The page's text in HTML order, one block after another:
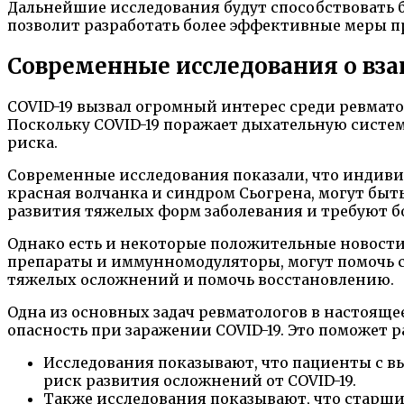
Дальнейшие исследования будут
позволит разработать более эффективные меры
Современные исследования о
COVID-19 вызвал огромный интерес среди
Поскольку COVID-19 поражает дыхательную
риска.
Современные исследования показали, что
красная волчанка и синдром Сьогрена, могут
развития тяжелых форм заболевания и требуют
Однако есть и некоторые положительные
препараты и иммунномодуляторы, могут помочь
тяжелых осложнений и помочь восстановлению.
Одна из основных задач ревматологов в
опасность при заражении COVID-19. Это
Исследования показывают, что пациенты с
риск развития осложнений от COVID-19.
Также исследования показывают, что